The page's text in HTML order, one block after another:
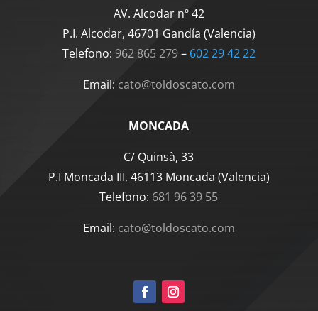
AV. Alcodar nº 42
P.I. Alcodar, 46701 Gandía (Valencia)
Telefono: 962 865 279– ‪602 29 42 22‬
Email: cato@toldoscato.com
MONCADA
C/ Quinsà, 33
P.I Moncada III, 46113 Moncada (Valencia)
Telefono: 681 96 39 55
Email: cato@toldoscato.com